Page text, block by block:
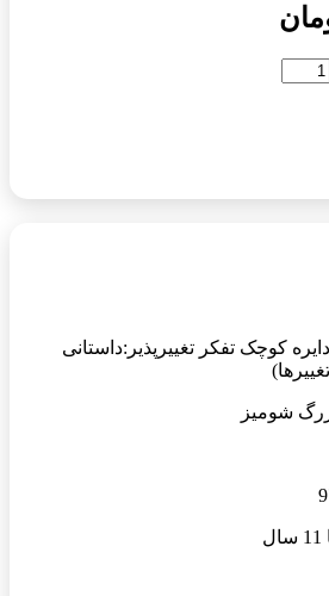
دایره کوچک13 (دایره کوچک تفکر تغییرپذیر:داستانی
شومیز